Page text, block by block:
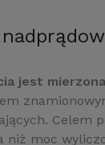
jest
Celem
niż moc